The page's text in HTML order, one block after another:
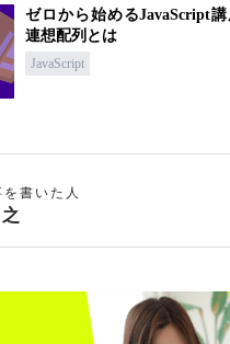
ゼロから始めるJavaScript
連想配列とは
JavaScript
を書いた人